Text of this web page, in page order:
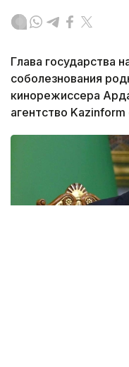
Глава государства
соболезнования
кинорежиссера
агентство